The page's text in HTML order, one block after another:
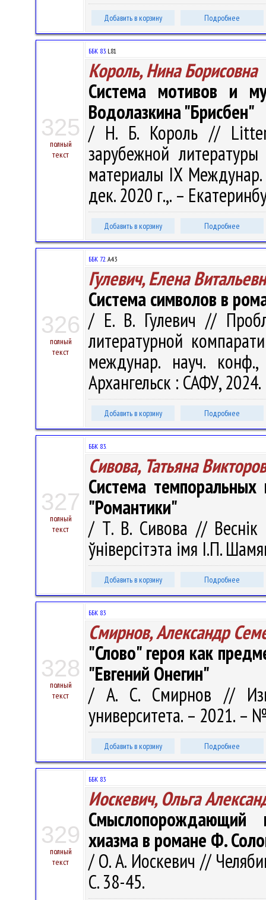
Добавить в корзину Подробнее
325
полный
текст
ББК 83.L81
Король, Нина Борисовна
Система мотивов и
Водолазкина "Брисбен"
/ Н. Б. Король //
зарубежной
материалы IX
дек. 2020 г.,. –
Добавить в корзину Подробнее
326
полный
текст
ББК 72.А43
Гулевич, Елена
Система символов в
/ Е. В. Гулевич //
литературной
междунар. науч.
Архангельск : САФУ,
Добавить в корзину Подробнее
327
полный
текст
ББК 83.
Сивова, Татьяна
Система темпоральных
"Романтики"
/ Т. В. Сивова // Веснік
ўніверсітэта імя І.П.
Добавить в корзину Подробнее
328
полный
текст
ББК 83
Смирнов, Александр
"Слово" героя как
"Евгений Онегин"
/ А. С. Смирнов //
университета. – 2021. –
Добавить в корзину Подробнее
329
полный
текст
ББК 83
Иоскевич, Ольга
Смыслопорождающий
хиазма в романе Ф.
/ О. А. Иоскевич //
С. 38-45.